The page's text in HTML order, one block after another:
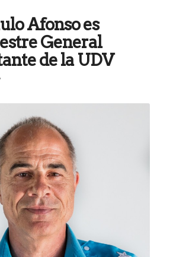
Afonso es
General
de la UDV